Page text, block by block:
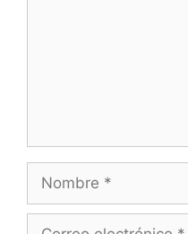
Nombre
Correo